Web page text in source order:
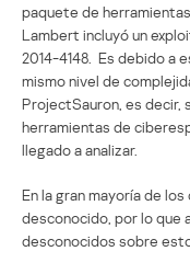
paquete de
Lambert incluyó un
2014-4148. Es debido a
mismo nivel de
ProjectSauron, es decir,
herramientas de
llegado a analizar.
En la gran mayoría de
desconocido, por lo que
desconocidos sobre